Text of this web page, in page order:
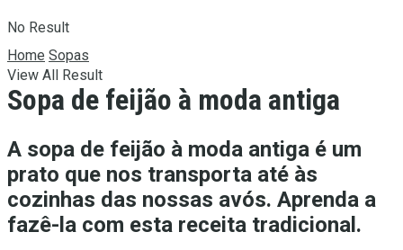
No Result
View All Result
Home Sopas
Sopa de feijão à moda antiga
A sopa de feijão à moda antiga é um
prato que nos transporta até às
cozinhas das nossas avós. Aprenda a
fazê-la com esta receita tradicional.